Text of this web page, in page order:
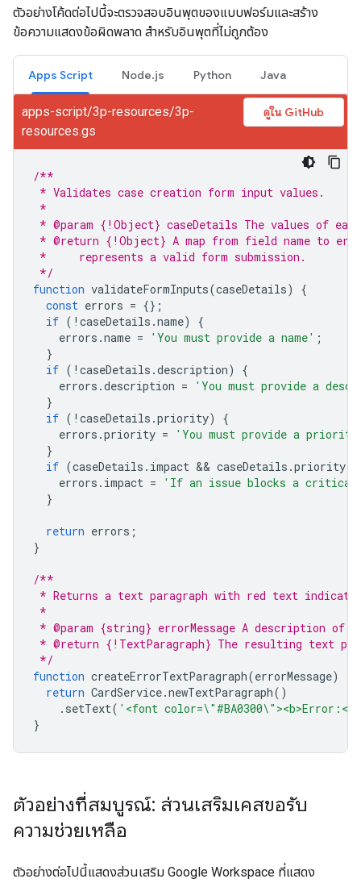
ตัวอย่างโค้ดต่อไปนี้จะตรวจสอบอินพุตของแบบฟอร์มและสร้าง
ข้อความแสดงข้อผิดพลาด สำหรับอินพุตที่ไม่ถูกต้อง
Apps Script Node.js Python Java
apps-script/3p-resources/3p-
resources.gs
ดูใน GitHub
/**
* Validates case creation form input values.
*
* @param {!Object} caseDetails The values of
* @return {!Object} A map from field name to
*     represents a valid form submission.
*/
function validateFormInputs(caseDetails)
{
const errors = {};
if ( ! caseDetails .name)
{
errors .name = 'You must provide a name' ;
}
if ( ! caseDetails .description)
{
errors .description =
'You must provide a
}
if ( ! caseDetails .priority)
{
errors .priority =
'You must provide a
}
if (caseDetails . impact && caseDetails .priority
errors . impact =
'If an issue blocks a critical
}
return errors ;
}
/**
* Returns a text paragraph with red text
*
* @param {string} errorMessage A description of
* @return {!TextParagraph} The resulting text
*/
function createErrorTextParagraph(errorMessage)
{
return CardService.newTextParagraph()
. setText( '<font color=\"#BA0300\"><b>Error:</
}
ตัวอย่างที่สมบูรณ์: ส่วนเสริมเคสขอรับ
ความช่วยเหลือ
ตัวอย่างต่อไปนี้แสดงส่วนเสริม Google Workspace ที่แสดง